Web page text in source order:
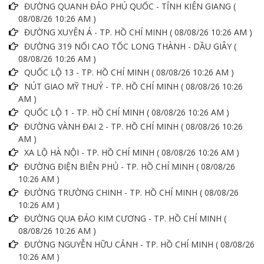
ĐƯỜNG QUANH ĐẢO PHÚ QUỐC - TỈNH KIÊN GIANG (
08/08/26 10:26 AM )
ĐƯỜNG XUYÊN Á - TP. HỒ CHÍ MINH ( 08/08/26 10:26 AM )
ĐƯỜNG 319 NỐI CAO TỐC LONG THÀNH - DẦU GIÂY (
08/08/26 10:26 AM )
QUỐC LỘ 13 - TP. HỒ CHÍ MINH ( 08/08/26 10:26 AM )
NÚT GIAO MỸ THUỶ - TP. HỒ CHÍ MINH ( 08/08/26 10:26
AM )
QUỐC LỘ 1 - TP. HỒ CHÍ MINH ( 08/08/26 10:26 AM )
ĐƯỜNG VÀNH ĐAI 2 - TP. HỒ CHÍ MINH ( 08/08/26 10:26
AM )
XA LỘ HÀ NỘI - TP. HỒ CHÍ MINH ( 08/08/26 10:26 AM )
ĐƯỜNG ĐIỆN BIÊN PHỦ - TP. HỒ CHÍ MINH ( 08/08/26
10:26 AM )
ĐƯỜNG TRƯỜNG CHINH - TP. HỒ CHÍ MINH ( 08/08/26
10:26 AM )
ĐƯỜNG QUA ĐẢO KIM CƯƠNG - TP. HỒ CHÍ MINH (
08/08/26 10:26 AM )
ĐƯỜNG NGUYỄN HỮU CẢNH - TP. HỒ CHÍ MINH ( 08/08/26
10:26 AM )